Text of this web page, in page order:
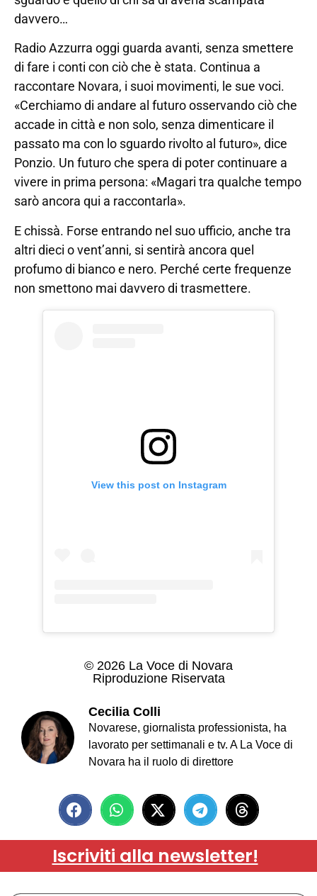
davvero…
Radio Azzurra oggi guarda avanti, senza smettere
di fare i conti con ciò che è stata. Continua a
raccontare Novara, i suoi movimenti, le sue voci.
«Cerchiamo di andare al futuro osservando ciò che
accade in città e non solo, senza dimenticare il
passato ma con lo sguardo rivolto al futuro», dice
Ponzio. Un futuro che spera di poter continuare a
vivere in prima persona: «Magari tra qualche tempo
sarò ancora qui a raccontarla».
E chissà. Forse entrando nel suo ufficio, anche tra
altri dieci o vent’anni, si sentirà ancora quel
profumo di bianco e nero. Perché certe frequenze
non smettono mai davvero di trasmettere.
View this post on Instagram
© 2026 La Voce di Novara
Riproduzione Riservata
Cecilia Colli
Novarese, giornalista professionista, ha
lavorato per settimanali e tv. A La Voce di
Novara ha il ruolo di direttore
Iscriviti alla newsletter!